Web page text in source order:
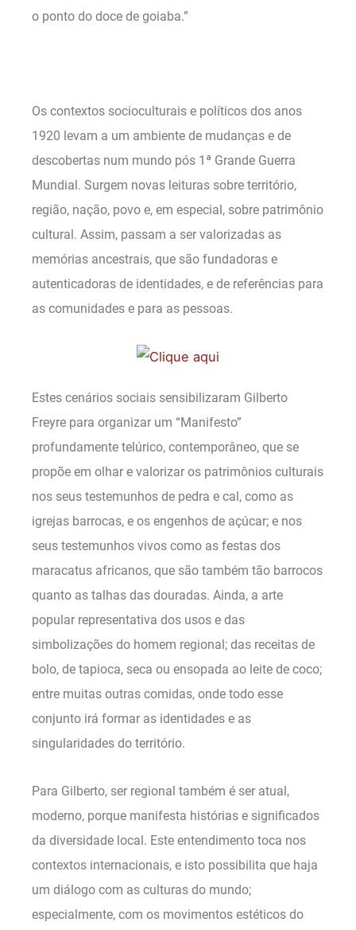
o ponto do doce de goiaba.”
Os contextos socioculturais e políticos dos anos
1920 levam a um ambiente de mudanças e de
descobertas num mundo pós 1ª Grande Guerra
Mundial. Surgem novas leituras sobre território,
região, nação, povo e, em especial, sobre patrimônio
cultural. Assim, passam a ser valorizadas as
memórias ancestrais, que são fundadoras e
autenticadoras de identidades, e de referências para
as comunidades e para as pessoas.
Estes cenários sociais sensibilizaram Gilberto
Freyre para organizar um “Manifesto”
profundamente telúrico, contemporâneo, que se
propõe em olhar e valorizar os patrimônios culturais
nos seus testemunhos de pedra e cal, como as
igrejas barrocas, e os engenhos de açúcar; e nos
seus testemunhos vivos como as festas dos
maracatus africanos, que são também tão barrocos
quanto as talhas das douradas. Ainda, a arte
popular representativa dos usos e das
simbolizações do homem regional; das receitas de
bolo, de tapioca, seca ou ensopada ao leite de coco;
entre muitas outras comidas, onde todo esse
conjunto irá formar as identidades e as
singularidades do território.
Para Gilberto, ser regional também é ser atual,
moderno, porque manifesta histórias e significados
da diversidade local. Este entendimento toca nos
contextos internacionais, e isto possibilita que haja
um diálogo com as culturas do mundo;
especialmente, com os movimentos estéticos do